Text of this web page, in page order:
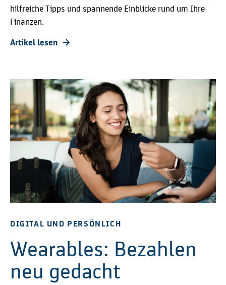
hilfreiche Tipps und spannende Einblicke rund um Ihre
Finanzen.
Artikel lesen
DIGITAL UND PERSÖNLICH
Wearables: Bezahlen
neu gedacht